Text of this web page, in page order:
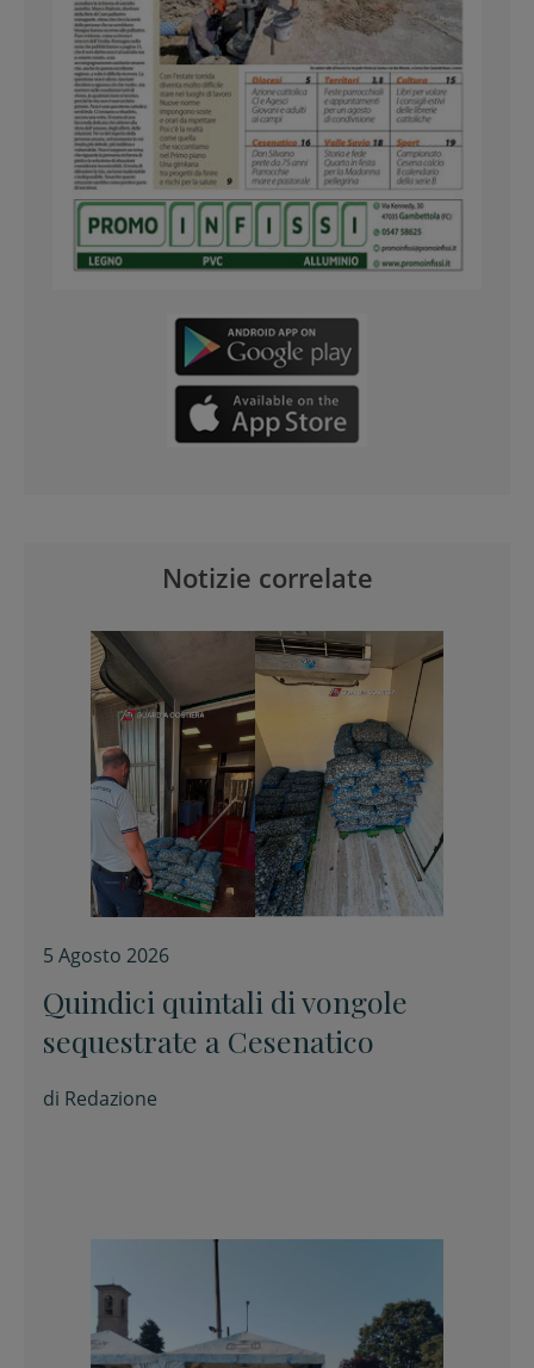
Notizie correlate
5 Agosto 2026
Quindici quintali di vongole
sequestrate a Cesenatico
di Redazione